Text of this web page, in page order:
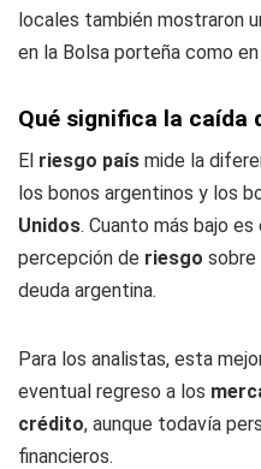
locales también mostraron
en la Bolsa porteña como
Qué significa la caída
El riesgo país mide la
los bonos argentinos y los
Unidos. Cuanto más bajo
percepción de riesgo sobre
deuda argentina.
Para los analistas, esta
eventual regreso a los
crédito, aunque todavía
financieros.